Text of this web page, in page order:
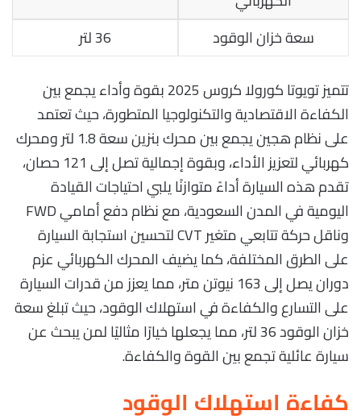
سعة خزان الوقود
36 لتر
تتميز تويوتا كورولا كروس 2025 بقوة وأداء يجمع بين
الكفاءة الاقتصادية والتكنولوجيا المتطورة، حيث تعتمد
على نظام هجين يجمع بين محرك بنزين سعة 1.8 لتر ومحرك
كهربائي لتعزيز الأداء، وبقوة إجمالية تصل إلى 121 حصان،
تقدم هذه السيارة أداءً متوازنًا يلبي احتياجات القيادة
اليومية في المدن السعودية، مع نظام دفع أمامي FWD
وناقل حركة تتابعي متغير CVT لتحسين استجابة السيارة
على الطرق المختلفة، كما يضيف المحرك الكهربائي عزم
دوران يصل إلى 163 نيوتن متر، مما يعزز من قدرات السيارة
على التسارع والكفاءة في استهلاك الوقود، حيث تبلغ سعة
خزان الوقود 36 لتر، مما يجعلها خيارًا مثاليًا لمن يبحث عن
سيارة عائلية تجمع بين القوة والكفاءة.
كفاءة استهلاك الوقود